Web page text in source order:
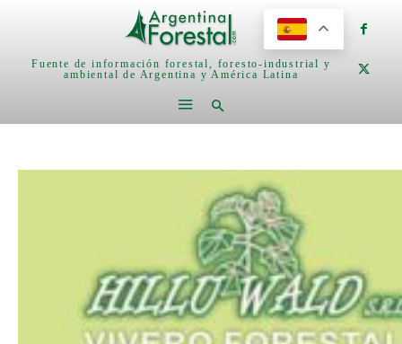
Fuente de información forestal, foresto-industrial y
ambiental de Argentina y América Latina